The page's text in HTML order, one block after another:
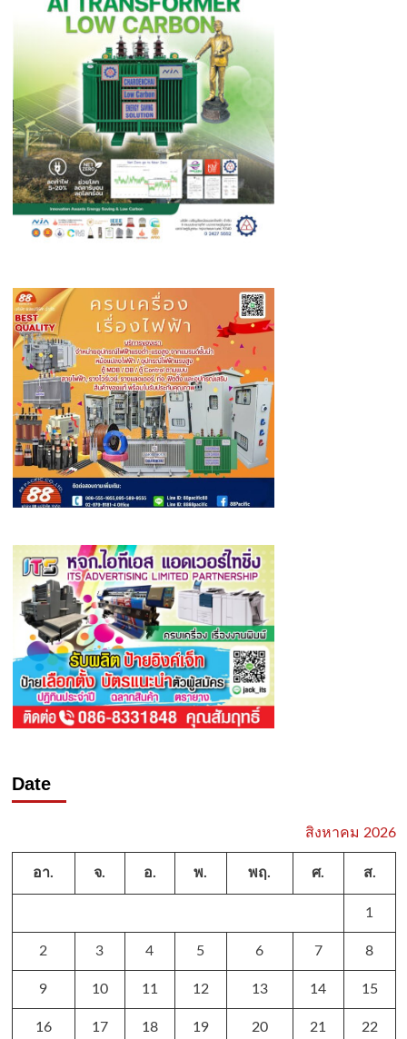
Date
สิงหาคม 2026
อา. จ. อ. พ. พฤ. ศ. ส.
1
2 3 4 5 6 7 8
9 10 11 12 13 14 15
16 17 18 19 20 21 22